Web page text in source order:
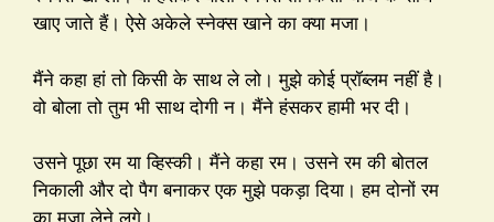
खाए जाते हैं। ऐसे अकेले स्नेक्स खाने का क्या मजा।
मैंने कहा हां तो किसी के साथ ले लो। मुझे कोई प्रॉब्लम नहीं है।
वो बोला तो तुम भी साथ दोगी न। मैंने हंसकर हामी भर दी।
उसने पूछा रम या व्हिस्की। मैंने कहा रम। उसने रम की बोतल
निकाली और दो पैग बनाकर एक मुझे पकड़ा दिया। हम दोनों रम